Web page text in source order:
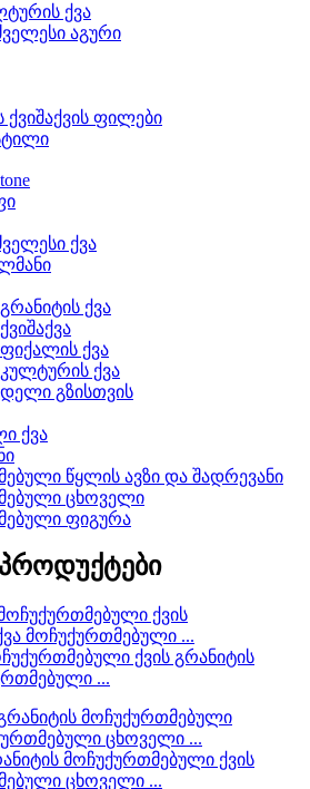
ქვა
აგური
ფილები
ქვა
ქვა
ქვა
ქვა
გზისთვის
ქვა
წყლის ავზი და შადრევანი
ცხოველი
ფიგურა
ქვის გრანიტის
...
მოჩუქურთმებული ქვის
ცხოველი ...